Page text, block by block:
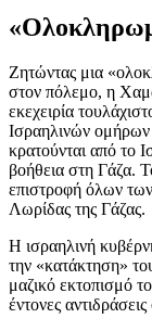
Ζητώντας μια
στον πόλεμο, η
εκεχειρία
Ισραηλινών ομήρων
κρατούνται από το
βοήθεια στη Γάζα.
επιστροφή όλων
Λωρίδας της Γάζας.
Η ισραηλινή
την «κατάκτηση»
μαζικό εκτοπισμό
έντονες